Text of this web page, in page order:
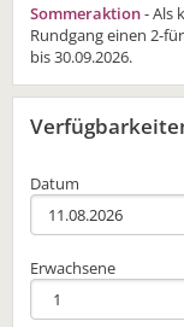
Sommeraktion- Als
Rundgang einen 2-
bis 30.09.2026.
Datum
Erwachsene